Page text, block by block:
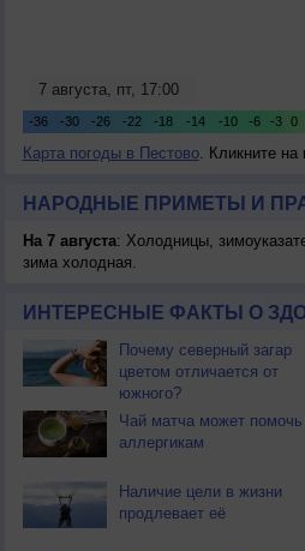
Карта погоды в Пестово. Кликните на
НАРОДНЫЕ ПРИМЕТЫ И
На 7 августа: Холодницы,
зима холодная.
ИНТЕРЕСНЫЕ ФАКТЫ О
Почему северный загар
цветом отличается от
южного?
Чай матча может помочь
аллергикам
Наличие цели в жизни
продлевает её